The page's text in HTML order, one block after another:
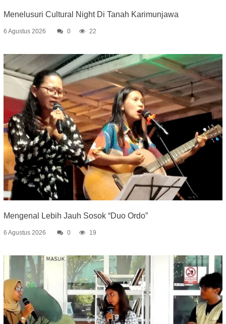
Menelusuri Cultural Night Di Tanah Karimunjawa
6 Agustus 2026 0 22
Mengenal Lebih Jauh Sosok “Duo Ordo”
6 Agustus 2026 0 19